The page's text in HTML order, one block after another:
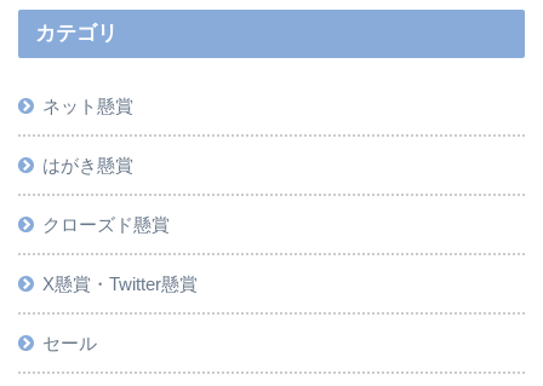
カテゴリ
ネット懸賞
はがき懸賞
クローズド懸賞
X懸賞・Twitter懸賞
セール